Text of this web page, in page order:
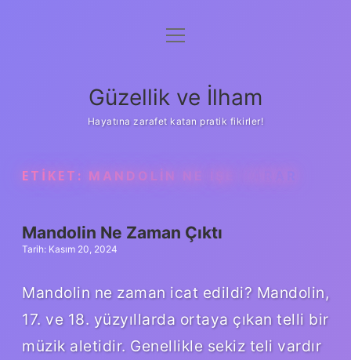
Anasayfa
Yasal Uyarı
menüyü
Güzellik ve İlham
Hayatına zarafet katan pratik fikirler!
ETIKET: MANDOLIN NE IŞE YARAR
Mandolin Ne Zaman Çıktı
Tarih: Kasım 20, 2024
Mandolin ne zaman icat edildi? Mandolin,
17. ve 18. yüzyıllarda ortaya çıkan telli bir
müzik aletidir. Genellikle sekiz teli vardır